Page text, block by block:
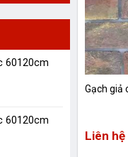
60120cm
60120cm
Gạch giả
Liên hệ